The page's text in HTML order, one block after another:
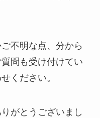
不明な点、分から
問も受け付けてい
ください。
がとうございまし